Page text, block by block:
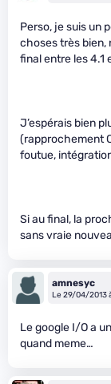
Perso, je suis un
choses très bien,
final entre les 4.1
J’espérais bien
(rapprochement
foutue,
Si au final, la
sans vraie
amnesyc
Le 29/04/2013
Le google I/O a
quand meme…